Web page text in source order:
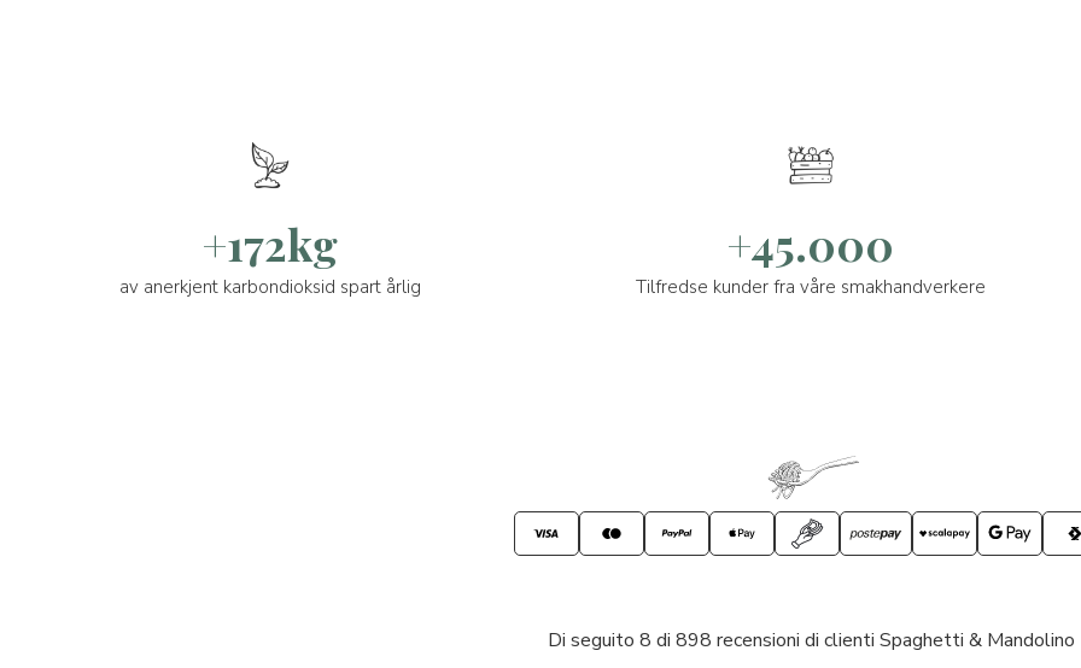
+172kg
av anerkjent karbondioksid spart årlig
+45.000
Tilfredse kunder fra våre smakhandverkere
Di seguito 8 di 898 recensioni di clienti Spaghetti & Mandolino